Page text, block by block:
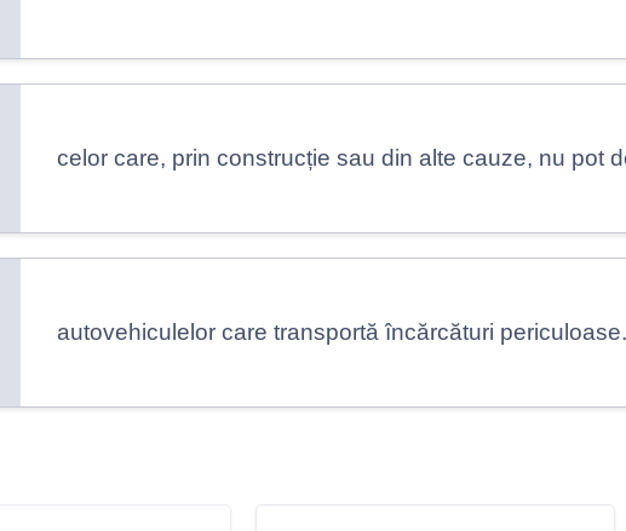
celor care, prin construcție sau din alte cauze, nu pot
autovehiculelor care transportă încărcături periculoase.